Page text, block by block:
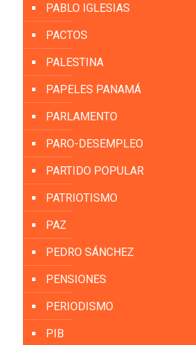
PABLO IGLESIAS
PACTOS
PALESTINA
PAPELES PANAMÁ
PARLAMENTO
PARO-DESEMPLEO
PARTIDO POPULAR
PATRIOTISMO
PAZ
PEDRO SÁNCHEZ
PENSIONES
PERIODISMO
PIB